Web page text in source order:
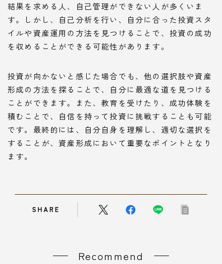
結果を求める人、自己管理ができない人が多くいま
す。しかし、自己分析を行い、自分に合った投資スタ
イルや資産運用の方法を見つけることで、投資の成功
を収めることができる可能性があります。
投資が向かないと感じた場合でも、他の選択肢や資産
形成の方法を探ることで、自分に最適な道を見つける
ことができます。また、教育を受けたり、成功体験を
積むことで、自信を持って投資に挑戦することも可能
です。最終的には、自分自身を理解し、適切な選択を
することが、資産形成において重要なポイントとなり
ます。
SHARE
Recommend